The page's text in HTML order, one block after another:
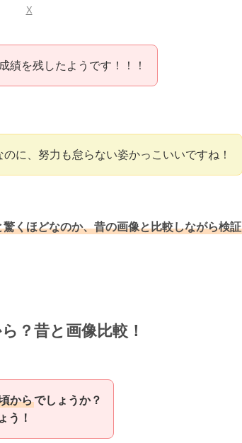
X
績を残したようです！！！
に、努力も怠らない姿かっこいいですね！
くほどなのか、昔の画像と比較しながら検証
？昔と画像比較！
からでしょうか？
う！